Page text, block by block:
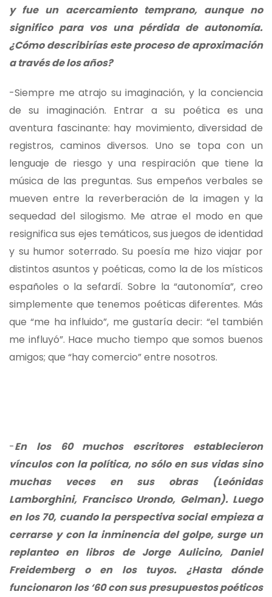
y fue un acercamiento temprano, aunque no
significo para vos una pérdida de autonomía.
¿Cómo describirías este proceso de aproximación
a través de los años?
-Siempre me atrajo su imaginación, y la conciencia
de su imaginación. Entrar a su poética es una
aventura fascinante: hay movimiento, diversidad de
registros, caminos diversos. Uno se topa con un
lenguaje de riesgo y una respiración que tiene la
música de las preguntas. Sus empeños verbales se
mueven entre la reverberación de la imagen y la
sequedad del silogismo. Me atrae el modo en que
resignifica sus ejes temáticos, sus juegos de identidad
y su humor soterrado. Su poesía me hizo viajar por
distintos asuntos y poéticas, como la de los místicos
españoles o la sefardí. Sobre la “autonomía”, creo
simplemente que tenemos poéticas diferentes. Más
que “me ha influido”, me gustaría decir: “el también
me influyó”. Hace mucho tiempo que somos buenos
amigos; que “hay comercio” entre nosotros.
-En los 60 muchos escritores establecieron
vínculos con la política, no sólo en sus vidas sino
muchas veces en sus obras (Leónidas
Lamborghini, Francisco Urondo, Gelman). Luego
en los 70, cuando la perspectiva social empieza a
cerrarse y con la inminencia del golpe, surge un
replanteo en libros de Jorge Aulicino, Daniel
Freidemberg o en los tuyos. ¿Hasta dónde
funcionaron los ‘60 con sus presupuestos poéticos